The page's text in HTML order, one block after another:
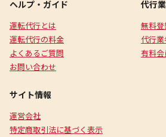
ヘルプ・ガイド
運転代行とは
運転代行の料金
よくあるご質問
お問い合わせ
代行
無料
代行
有料
サイト情報
運営会社
特定商取引法に基づく表示